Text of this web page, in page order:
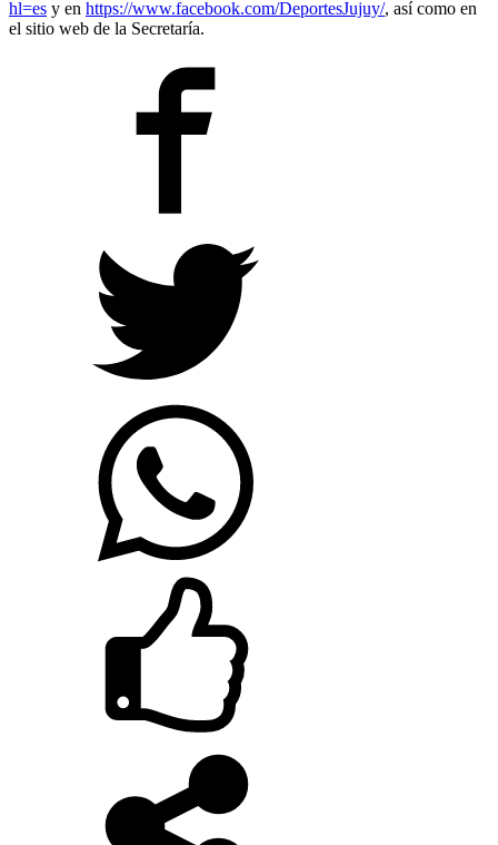
hl=es y en https://www.facebook.com/DeportesJujuy/, así como en
el sitio web de la Secretaría.